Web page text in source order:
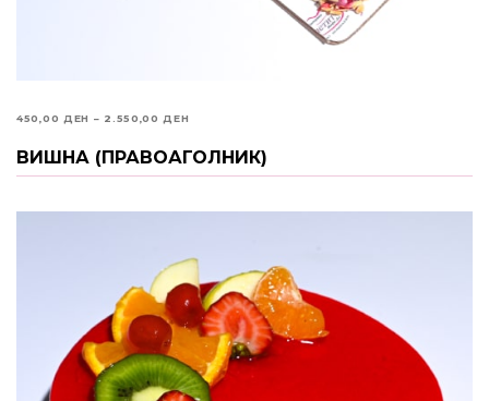
450,00 ДЕН – 2.550,00 ДЕН
450,00 ДЕН
2.550,00 ДЕН
ИЗБЕРИ ОПЦИИ
ВИШНА (ПРАВОАГОЛНИК)